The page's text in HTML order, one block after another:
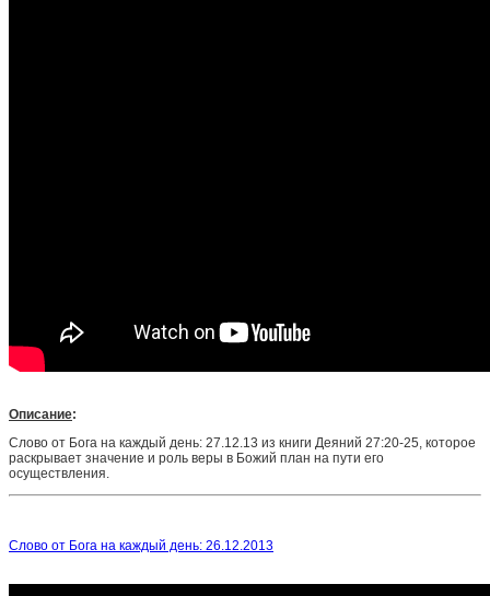
Описание:
Слово от Бога на каждый день: 27.12.13 из книги Деяний 27:20-25, которое
раскрывает значение и роль веры в Божий план на пути его
осуществления.
Слово от Бога на каждый день: 26.12.2013